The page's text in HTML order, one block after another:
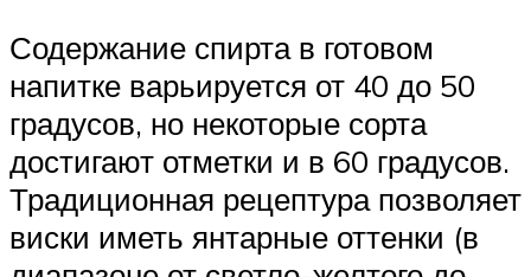
Содержание спирта в готовом
напитке варьируется от 40 до 50
градусов, но некоторые сорта
достигают отметки и в 60 градусов.
Традиционная рецептура позволяет
виски иметь янтарные оттенки (в